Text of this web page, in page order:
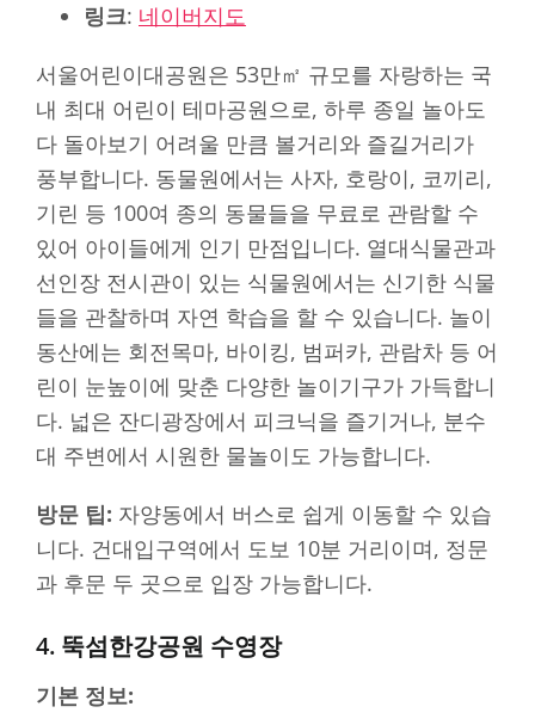
링크: 네이버지도
서울어린이대공원은 53만㎡ 규모를 자랑하는 국
내 최대 어린이 테마공원으로, 하루 종일 놀아도
다 돌아보기 어려울 만큼 볼거리와 즐길거리가
풍부합니다. 동물원에서는 사자, 호랑이, 코끼리,
기린 등 100여 종의 동물들을 무료로 관람할 수
있어 아이들에게 인기 만점입니다. 열대식물관과
선인장 전시관이 있는 식물원에서는 신기한 식물
들을 관찰하며 자연 학습을 할 수 있습니다. 놀이
동산에는 회전목마, 바이킹, 범퍼카, 관람차 등 어
린이 눈높이에 맞춘 다양한 놀이기구가 가득합니
다. 넓은 잔디광장에서 피크닉을 즐기거나, 분수
대 주변에서 시원한 물놀이도 가능합니다.
방문 팁: 자양동에서 버스로 쉽게 이동할 수 있습
니다. 건대입구역에서 도보 10분 거리이며, 정문
과 후문 두 곳으로 입장 가능합니다.
4. 뚝섬한강공원 수영장
기본 정보: